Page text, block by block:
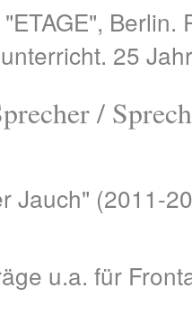
25
/
Jauch" (2011-
u.a. für